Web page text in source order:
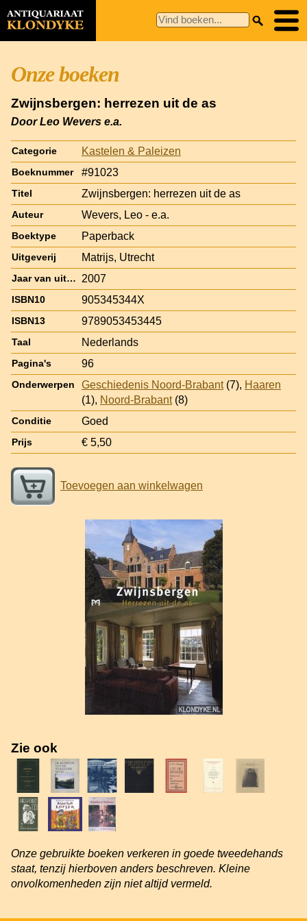
Onze boeken
Zwijnsbergen: herrezen uit de as
Door Leo Wevers e.a.
Categorie Kastelen & Paleizen
Boeknummer #91023
Titel Zwijnsbergen: herrezen uit de as
Auteur Wevers, Leo - e.a.
Boektype Paperback
Uitgeverij Matrijs, Utrecht
Jaar van uitgave 2007
ISBN10 905345344X
ISBN13 9789053453445
Taal Nederlands
Pagina's 96
Onderwerpen Geschiedenis Noord-Brabant(7), Haaren
(1), Noord-Brabant(8)
Conditie Goed
Prijs € 5,50
Toevoegen aan winkelwagen
Zie ook
Onze gebruikte boeken verkeren in goede tweedehands
staat, tenzij hierboven anders beschreven. Kleine
onvolkomenheden zijn niet altijd vermeld.